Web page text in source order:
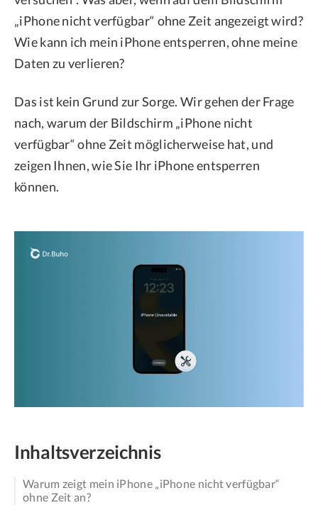
„iPhone nicht verfügbar“ ohne Zeit angezeigt wird?
Wie kann ich mein iPhone entsperren, ohne meine
Daten zu verlieren?
Das ist kein Grund zur Sorge. Wir gehen der Frage
nach, warum der Bildschirm „iPhone nicht
verfügbar“ ohne Zeit möglicherweise hat, und
zeigen Ihnen, wie Sie Ihr iPhone entsperren
können.
Inhaltsverzeichnis
Warum zeigt mein iPhone „iPhone nicht verfügbar“
ohne Zeit an?